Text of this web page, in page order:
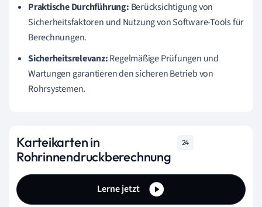
Praktische Durchführung: Berücksichtigung von
Sicherheitsfaktoren und Nutzung von Software-Tools für
Berechnungen.
Sicherheitsrelevanz:Regelmäßige Prüfungen und
Wartungen garantieren den sicheren Betrieb von
Rohrsystemen.
Karteikarten in
Rohrinnendruckberechnung
24
Lerne jetzt